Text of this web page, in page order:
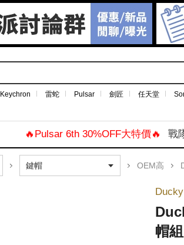
Keychron 雷蛇 Pulsar 劍匠 任天堂
🔥Pulsar 6th 30%OFF大特價🔥 戰
OEM高
Ducky
帽